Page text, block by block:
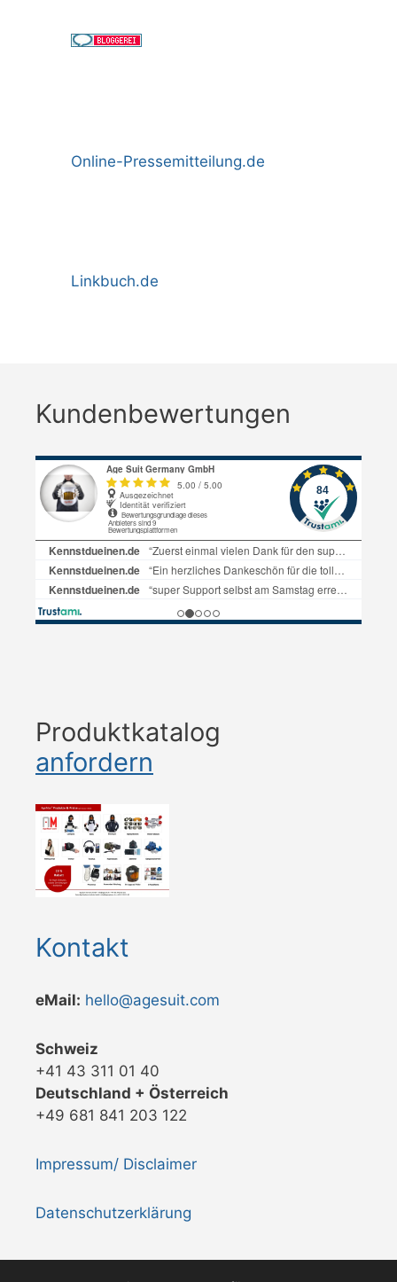
Online-Pressemitteilung.de
Linkbuch.de
Kundenbewertungen
Produktkatalog
anfordern
Kontakt
eMail: hello@agesuit.com
Schweiz
+41 43 311 01 40
Deutschland + Österreich
+49 681 841 203 122
Impressum/ Disclaimer
Datenschutzerklärung